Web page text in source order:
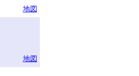
地図
地図